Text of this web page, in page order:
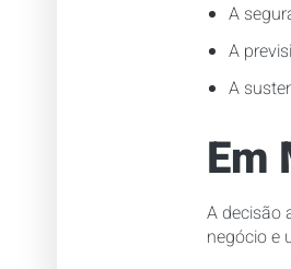
A
A
A
Em
A decisão
negócio e